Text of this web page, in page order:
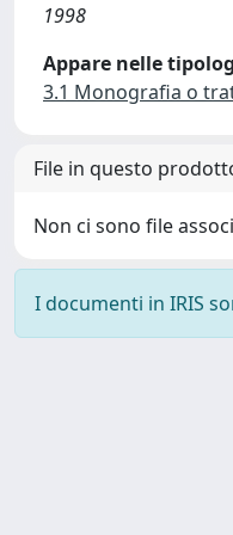
1998
Appare nelle
3.1 Monografia o
File in questo
Non ci sono file
I documenti in IRIS